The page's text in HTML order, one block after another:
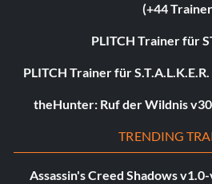
(+44
PLITCH Trainer für
PLITCH Trainer für
theHunter: Ruf der Wildnis
TRENDING
Assassin's Creed Shadows